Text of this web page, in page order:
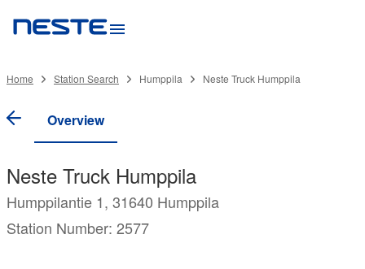
Home Station Search Humppila Neste Truck Humppila
Overview
Neste Truck Humppila
Humppilantie 1, 31640 Humppila
Station Number: 2577